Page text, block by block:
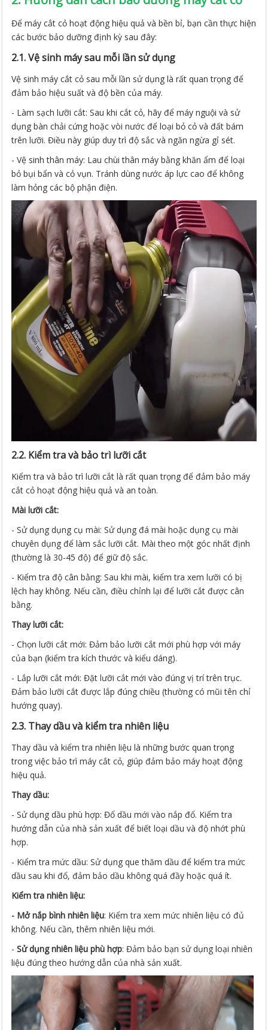
Để máy cắt cỏ hoạt động hiệu quả và bền bỉ, bạn cần thực hiện
các bước bảo dưỡng định kỳ sau đây:
2.1. Vệ sinh máy sau mỗi lần sử dụng
Vệ sinh máy cắt cỏ sau mỗi lần sử dụng là rất quan trọng để
đảm bảo hiệu suất và độ bền của máy.
- Làm sạch lưỡi cắt: Sau khi cắt cỏ, hãy để máy nguội và sử
dụng bàn chải cứng hoặc vòi nước để loại bỏ cỏ và đất bám
trên lưỡi. Điều này giúp duy trì độ sắc và ngăn ngừa gỉ sét.
- Vệ sinh thân máy: Lau chùi thân máy bằng khăn ẩm để loại
bỏ bụi bẩn và cỏ vụn. Tránh dùng nước áp lực cao để không
làm hỏng các bộ phận điện.
2.2. Kiểm tra và bảo trì lưỡi cắt
Kiểm tra và bảo trì lưỡi cắt là rất quan trọng để đảm bảo máy
cắt cỏ hoạt động hiệu quả và an toàn.
Mài lưỡi cắt:
- Sử dụng dụng cụ mài: Sử dụng đá mài hoặc dụng cụ mài
chuyên dụng để làm sắc lưỡi cắt. Mài theo một góc nhất định
(thường là 30-45 độ) để giữ độ sắc.
- Kiểm tra độ cân bằng: Sau khi mài, kiểm tra xem lưỡi có bị
lệch hay không. Nếu cần, điều chỉnh lại để lưỡi cắt được cân
bằng.
Thay lưỡi cắt:
- Chọn lưỡi cắt mới: Đảm bảo lưỡi cắt mới phù hợp với máy
của bạn (kiểm tra kích thước và kiểu dáng).
- Lắp lưỡi cắt mới: Đặt lưỡi cắt mới vào đúng vị trí trên trục.
Đảm bảo lưỡi cắt được lắp đúng chiều (thường có mũi tên chỉ
hướng quay).
2.3. Thay dầu và kiểm tra nhiên liệu
Thay dầu và kiểm tra nhiên liệu là những bước quan trọng
trong việc bảo trì máy cắt cỏ, giúp đảm bảo máy hoạt động
hiệu quả.
Thay dầu:
- Sử dụng dầu phù hợp: Đổ dầu mới vào nắp đổ. Kiểm tra
hướng dẫn của nhà sản xuất để biết loại dầu và độ nhớt phù
hợp.
- Kiểm tra mức dầu: Sử dụng que thăm dầu để kiểm tra mức
dầu sau khi đổ, đảm bảo dầu không quá đầy hoặc quá ít.
Kiểm tra nhiên liệu:
- Mở nắp bình nhiên liệu: Kiểm tra xem mức nhiên liệu có đủ
không. Nếu cần, thêm nhiên liệu mới.
-Sử dụng nhiên liệu phù hợp: Đảm bảo bạn sử dụng loại nhiên
liệu đúng theo hướng dẫn của nhà sản xuất.